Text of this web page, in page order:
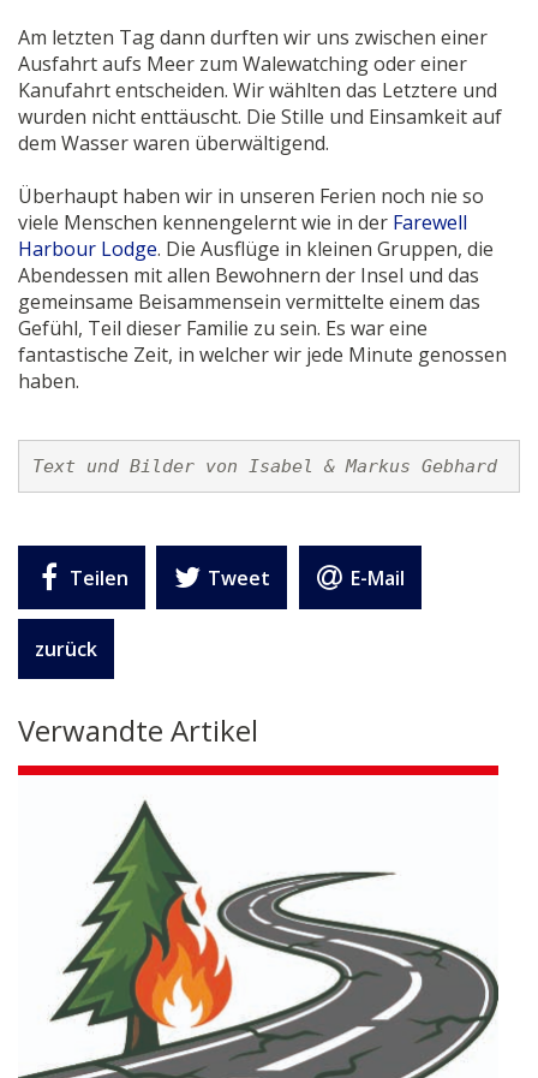
Am letzten Tag dann durften wir uns zwischen einer
Ausfahrt aufs Meer zum Walewatching oder einer
Kanufahrt entscheiden. Wir wählten das Letztere und
wurden nicht enttäuscht. Die Stille und Einsamkeit auf
dem Wasser waren überwältigend.
Überhaupt haben wir in unseren Ferien noch nie so
viele Menschen kennengelernt wie in der Farewell
Harbour Lodge. Die Ausflüge in kleinen Gruppen, die
Abendessen mit allen Bewohnern der Insel und das
gemeinsame Beisammensein vermittelte einem das
Gefühl, Teil dieser Familie zu sein. Es war eine
fantastische Zeit, in welcher wir jede Minute genossen
haben.
Text und Bilder von Isabel & Markus Gebhard
Teilen Tweet E-Mail
zurück
Verwandte Artikel